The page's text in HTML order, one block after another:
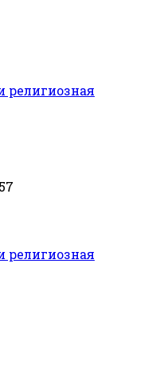
религиозная
религиозная